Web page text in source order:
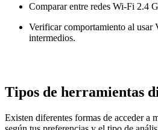
Comparar entre redes Wi-Fi 2.4
Verificar comportamiento al usar
intermedios.
Tipos de herramientas
Existen diferentes formas de acceder a